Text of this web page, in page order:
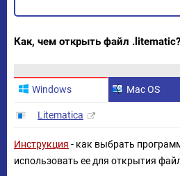
Как, чем открыть файл .litematic?
Windows Mac OS
Litematica
Инструкция - как выбрать
использовать ее для открытия